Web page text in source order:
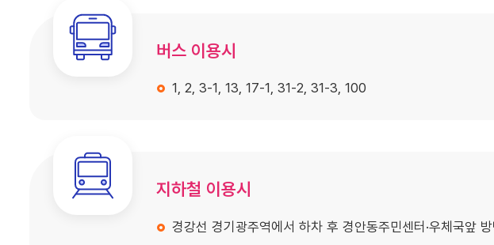
버스 이용시
1, 2, 3-1, 13, 17-1, 31-2, 31-3, 100
지하철 이용시
경강선 경기광주역에서 하차 후 경안동주민센터·우체국앞